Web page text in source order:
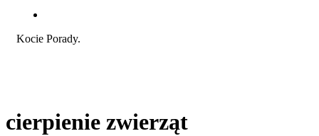
Kocie Porady.
cierpienie zwierząt